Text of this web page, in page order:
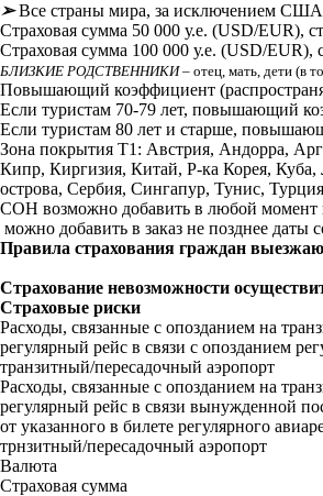
➢Все страны мира, за исключением
Страховая сумма 50 000 у.е. (USD/EUR),
Страховая сумма 100 000 у.е. (USD/EUR),
БЛИЗКИЕ РОДСТВЕННИКИ– отец, мать, дети (в
Повышающий коэффициент
Если туристам 70-79 лет, повышающий
Если туристам 80 лет и старше,
Зона покрытия Т1: Австрия, Андорра,
Кипр, Киргизия, Китай, Р-ка Корея,
острова, Сербия, Сингапур, Тунис,
СОН возможно добавить в любой момент
можно добавить в заказ не позднее даты
Правила страхования граждан
Страхование невозможности
Страховые риски
Расходы, связанные с опозданием на
регулярный рейс в связи с опозданием
транзитный/пересадочный аэропорт
Расходы, связанные с опозданием на
регулярный рейс в связи вынужденной
от указанного в билете регулярного
трнзитный/пересадочный аэропорт
Валюта
Страховая сумма